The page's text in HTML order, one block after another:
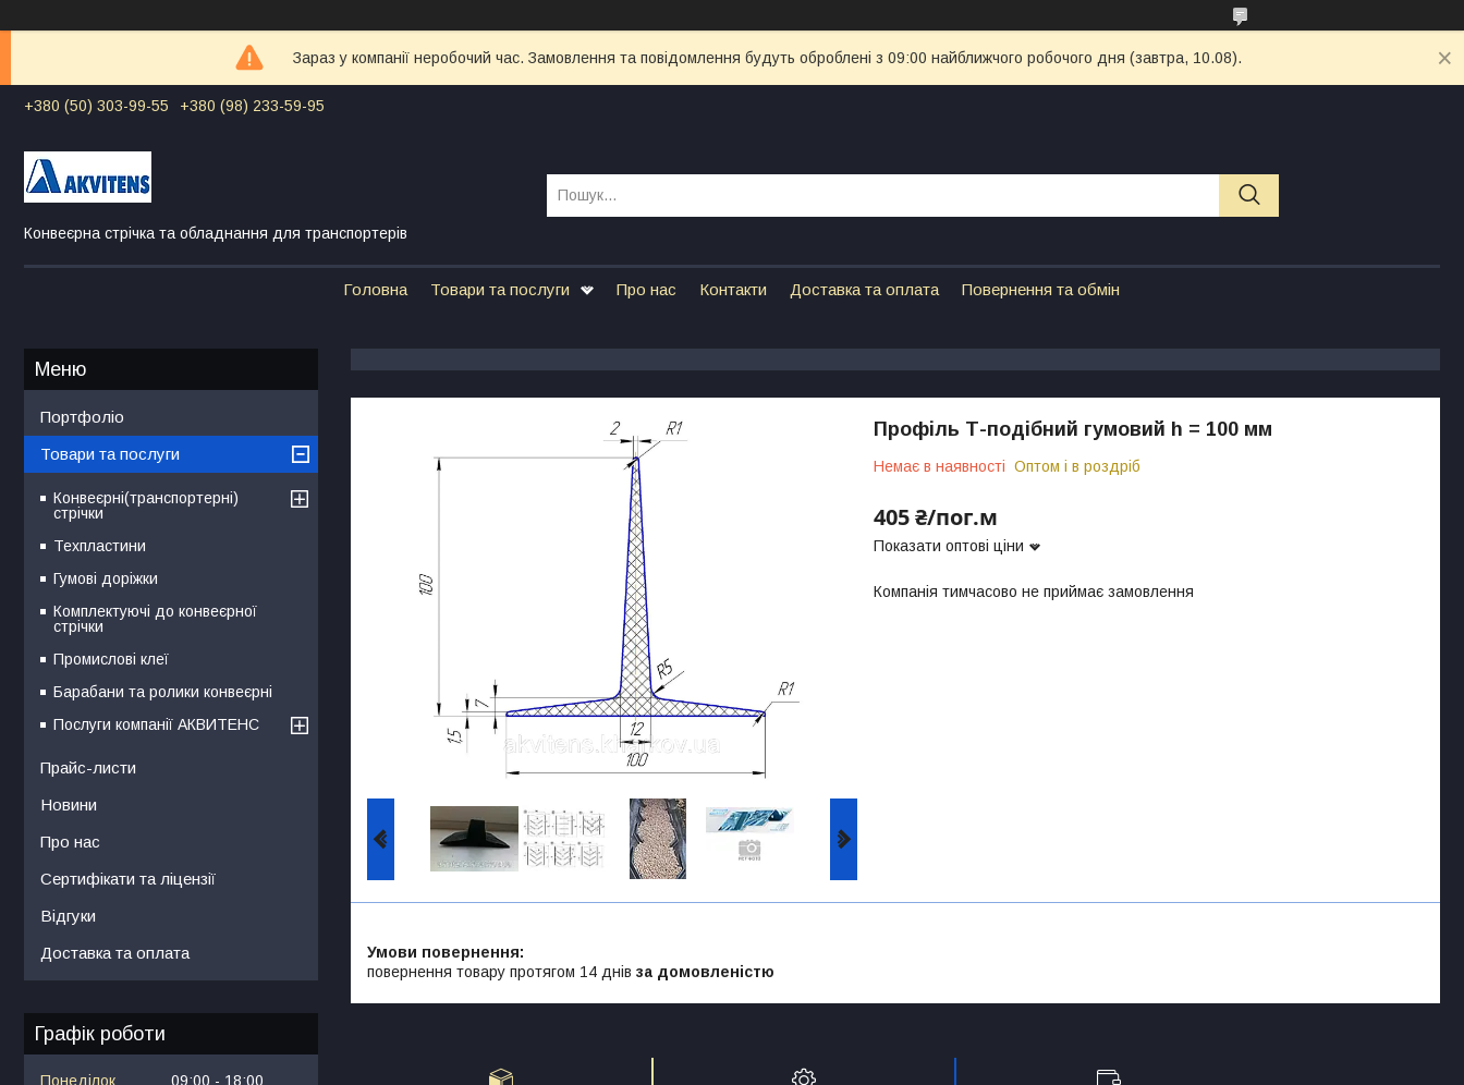
Зараз у компанії неробочий час. Замовлення та повідомлення будуть оброблені з 09:00 найближчого робочого дня (завтра, 10.08).
+380 (50) 303-99-55 +380 (98) 233-59-95
Конвеєрна стрічка та обладнання для транспортерів
Головна Товари та послуги Про нас Контакти Доставка та оплата Повернення та обмін
Профіль Т-подібний гумовий h = 100 мм
Немає в наявності Оптом і в роздріб
405 ₴/пог.м
Показати оптові ціни
Компанія тимчасово не приймає замовлення
повернення товару протягом 14 днів за домовленістю
Портфоліо
Товари та послуги
Конвеєрні(транспортерні)
стрічки
Техпластини
Гумові доріжки
Комплектуючі до конвеєрної
стрічки
Промислові клеї
Барабани та ролики конвеєрні
Послуги компанії АКВИТЕНС
Прайс-листи
Новини
Про нас
Сертифікати та ліцензії
Відгуки
Доставка та оплата
Графік роботи
Понеділок 09:00
18:00